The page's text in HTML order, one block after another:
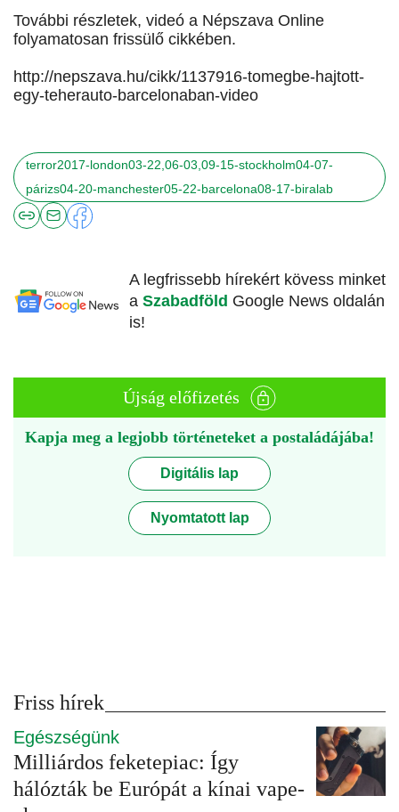
További részletek, videó a Népszava Online
folyamatosan frissülő cikkében.
http://nepszava.hu/cikk/1137916-tomegbe-hajtott-
egy-teherauto-barcelonaban-video
terror2017-london03-22,06-03,09-15-stockholm04-07-
párizs04-20-manchester05-22-barcelona08-17-biralab
A legfrissebb hírekért kövess minket
a Szabadföld Google News oldalán
is!
Újság előfizetés
Kapja meg a legjobb történeteket a postaládájába!
Digitális lap
Nyomtatott lap
Friss hírek
Egészségünk
Milliárdos feketepiac: Így
hálózták be Európát a kínai vape-